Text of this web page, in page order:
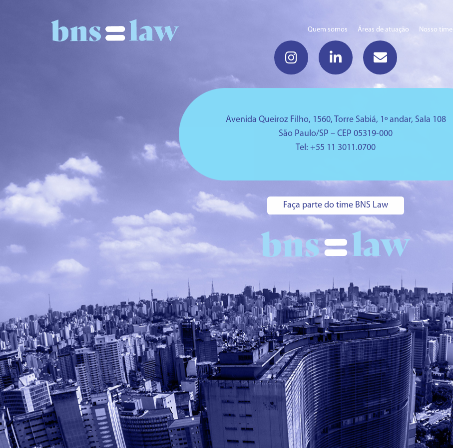
Quem somos Áreas de atuação Nosso time
Avenida Queiroz Filho, 1560, Torre Sabiá, 1º andar, Sala 108
São Paulo/SP – CEP 05319-000
Tel: +55 11 3011.0700
Faça parte do time BNS Law